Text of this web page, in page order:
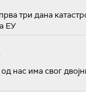
три дана
ЕУ
нас има свог